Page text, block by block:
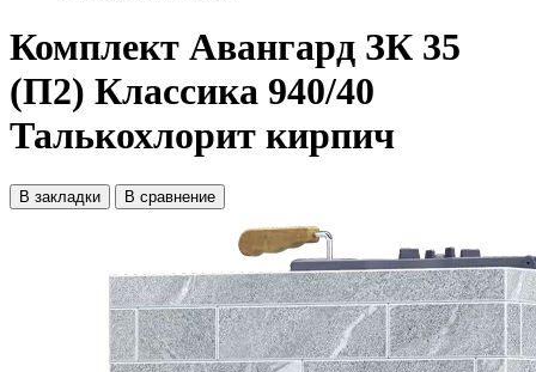
Комплект Авангард ЗК 35
(П2) Классика 940/40
Талькохлорит кирпич
В закладки В сравнение